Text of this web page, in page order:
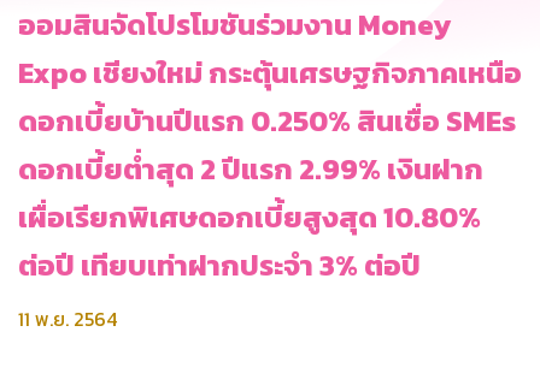
ออมสินจัดโปรโมชันร่วมงาน Money
Expo เชียงใหม่ กระตุ้นเศรษฐกิจภาคเหนือ
ดอกเบี้ยบ้านปีแรก 0.250% สินเชื่อ SMEs
ดอกเบี้ยต่ำสุด 2 ปีแรก 2.99% เงินฝาก
เผื่อเรียกพิเศษดอกเบี้ยสูงสุด 10.80%
ต่อปี เทียบเท่าฝากประจำ 3% ต่อปี
11 พ.ย. 2564